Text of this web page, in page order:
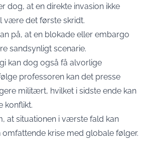
dog, at en direkte invasion ikke
være det første skridt.
på, at en blokade eller embargo
sandsynligt scenarie.
kan dog også få alvorlige
professoren kan det presse
militært, hvilket i sidste ende kan
konflikt.
at situationen i værste fald kan
omfattende krise med globale følger.